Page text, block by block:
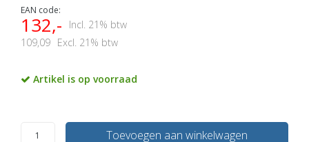
EAN code:
132,-
Incl. 21% btw
109,09 Excl. 21% btw
Artikel is op voorraad
Toevoegen aan winkelwagen